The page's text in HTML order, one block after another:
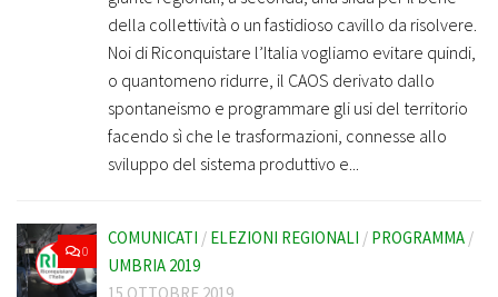
della collettività o un fastidioso cavillo da risolvere.
Noi di Riconquistare l’Italia vogliamo evitare quindi,
o quantomeno ridurre, il CAOS derivato dallo
spontaneismo e programmare gli usi del territorio
facendo sì che le trasformazioni, connesse allo
sviluppo del sistema produttivo e...
0
COMUNICATI / ELEZIONI REGIONALI / PROGRAMMA /
UMBRIA 2019